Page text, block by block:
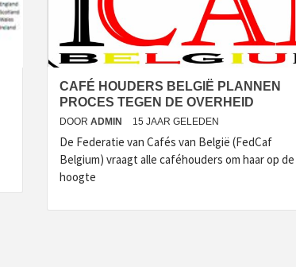
CAFÉ HOUDERS BELGIË PLANNEN
PROCES TEGEN DE OVERHEID
DOOR ADMIN 15 JAAR GELEDEN
De Federatie van Cafés van België (FedCaf
Belgium) vraagt alle caféhouders om haar op de
hoogte